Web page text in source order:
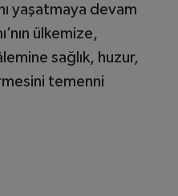
yaşatmaya devam
ülkemize,
sağlık, huzur,
temenni